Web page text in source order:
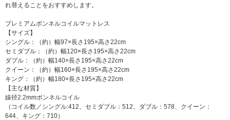
れ替えることをおすすめします。
プレミアムボンネルコイルマットレス
【サイズ】
シングル：（約）幅97×長さ195×高さ22cm
セミダブル：（約）幅120×長さ195×高さ22cm
ダブル：（約）幅140×長さ195×高さ22cm
クイーン：（約）幅160×長さ195×高さ22cm
キング：（約）幅180×長さ195×高さ22cm
【主な材質】
線径2.2mmボンネルコイル
（コイル数／シングル:412、セミダブル：512、ダブル：578、クイーン：
644、キング：710）